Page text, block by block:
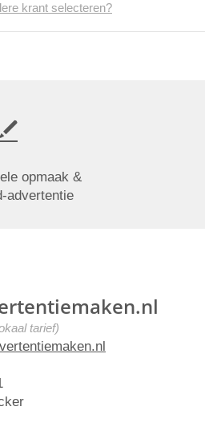
krant selecteren?
opmaak &
advertentie
tarief)